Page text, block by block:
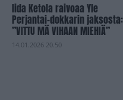
Iida Ketola raivoaa Yle
Perjantai-dokkarin jaksosta:
”VITTU MÄ VIHAAN MIEHIÄ”
14.01.2026 20.50